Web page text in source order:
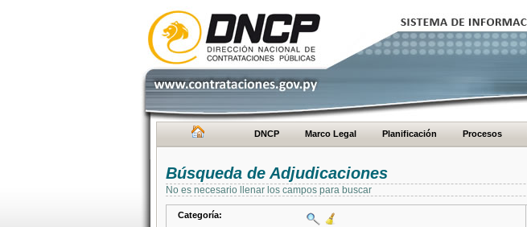
DNCP Marco Legal Planificación Procesos
Búsqueda de Adjudicaciones
No es necesario llenar los campos para buscar
Categoría: